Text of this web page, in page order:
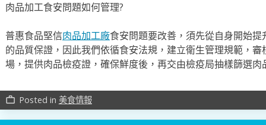
肉品加工食安問題如何管理?
普惠食品堅信肉品加工廠食安問題要改善，須先從自身開始
的品質保證，因此我們依循食安法規，建立衛生管理規範，
場，提供肉品檢疫證，確保鮮度後，再交由檢疫局抽樣篩選肉
work_outline Posted in 美食情報